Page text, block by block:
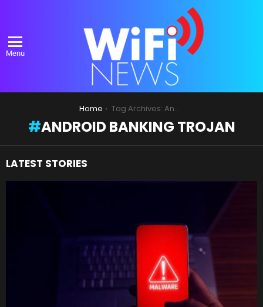
Menu
Home Tag Archives: Android banking trojan
ANDROID BANKING TROJAN
LATEST STORIES